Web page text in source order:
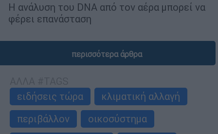
Η ανάλυση του DNA από τον αέρα μπορεί να
φέρει επανάσταση
περισσότερα άρθρα
ειδήσεις τώρα
κλιματική αλλαγή
περιβάλλον
οικοσύστημα